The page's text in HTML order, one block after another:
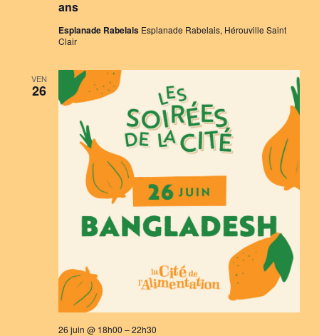
ans
Esplanade Rabelais Esplanade Rabelais, Hérouville Saint
Clair
VEN
26
26 juin @ 18h00 –22h30